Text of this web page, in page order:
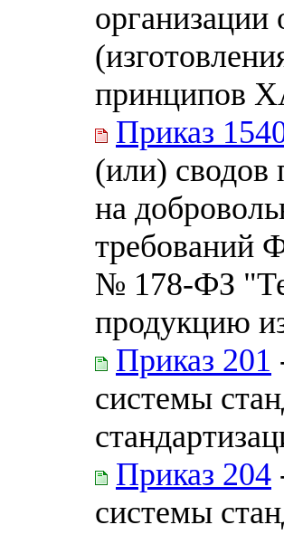
организации
принципов
Приказ
(или) сводов
на
требований
№ 178-ФЗ
продукцию
Приказ 201
системы
Приказ 204
системы